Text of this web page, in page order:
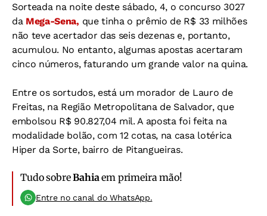
Sorteada na noite deste sábado, 4, o concurso 3027
da Mega-Sena, que tinha o prêmio de R$ 33 milhões
não teve acertador das seis dezenas e, portanto,
acumulou. No entanto, algumas apostas acertaram
cinco números, faturando um grande valor na quina.
Entre os sortudos, está um morador de Lauro de
Freitas, na Região Metropolitana de Salvador, que
embolsou R$ 90.827,04 mil. A aposta foi feita na
modalidade bolão, com 12 cotas, na casa lotérica
Hiper da Sorte, bairro de Pitangueiras.
Tudo sobreBahia em primeira mão!
Entre no canal do WhatsApp.